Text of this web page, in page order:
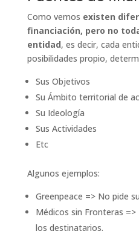
Como vemos existen
financiación, pero no
entidad, es decir, cada
posibilidades propio,
Sus Objetivos
Su Ámbito territorial de
Su Ideología
Sus Actividades
Etc
Algunos ejemplos:
Greenpeace => No pide
Médicos sin Fronteras
los destinatarios.